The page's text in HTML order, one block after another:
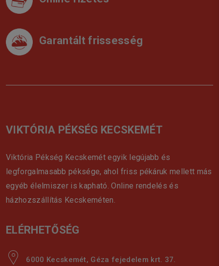
Garantált frissesség
VIKTÓRIA PÉKSÉG KECSKEMÉT
Viktória Pékség Kecskemét egyik legújabb és
legforgalmasabb péksége, ahol friss pékáruk mellett más
egyéb élelmiszer is kapható. Online rendelés és
házhozszállítás Kecskeméten.
ELÉRHETŐSÉG
6000 Kecskemét, Géza fejedelem krt. 37.